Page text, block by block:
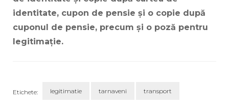
identitate, cupon de pensie și o copie după
cuponul de pensie, precum și o poză pentru
legitimație.
Etichete: legitimatie tarnaveni transport